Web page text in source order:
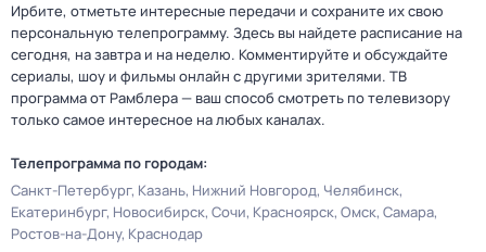
Ирбите, отметьте интересные передачи и сохраните их свою
персональную телепрограмму. Здесь вы найдете расписание на
сегодня, на завтра и на неделю. Комментируйте и обсуждайте
сериалы, шоу и фильмы онлайн с другими зрителями. ТВ
программа от Рамблера — ваш способ смотреть по телевизору
только самое интересное на любых каналах.
Телепрограмма по городам:
Санкт-Петербург Казань Нижний Новгород Челябинск
Екатеринбург Новосибирск Сочи Красноярск Омск Самара
Ростов-на-Дону Краснодар